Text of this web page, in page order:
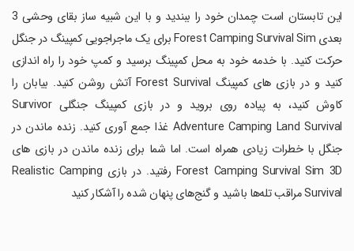
‏این تابستان است چمدان خود را ببندید و با این شبیه ساز بقای وحشی 3
بعدی Forest Camping Survival Sim برای یک ماجراجویی کمپینگ در جنگل
حرکت کنید. با خدمه خود به محل کمپینگ برسید و کمپ خود را راه اندازی
کنید و در بازی های کمپینگ Forest Survival آتش روشن کنید. بیابان را
کاوش کنید، به پیاده روی بروید و در بازی کمپینگ جنگلی Survivor
Adventure Camping Land Survival غذا جمع آوری کنید. زنده ماندن در
جنگل با خطرات زیادی همراه است. اما شما برای زنده ماندن در بازی های
Forest Camping Survival Sim 3D رفتید. در بازی Realistic Camping
Survival مراقب تله‌ها باشید و گنج‌های پنهان شده را آشکار کنید